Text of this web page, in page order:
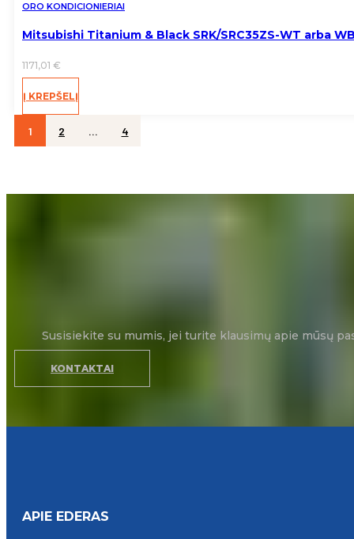
ORO KONDICIONIERIAI
Mitsubishi Titanium & Black SRK/SRC35ZS-WT arba
1171,01 €
Į KREPŠELĮ
1 2 … 4
Susisiekite su mumis, jei turite klausimų apie mūsų
KONTAKTAI
APIE EDERAS